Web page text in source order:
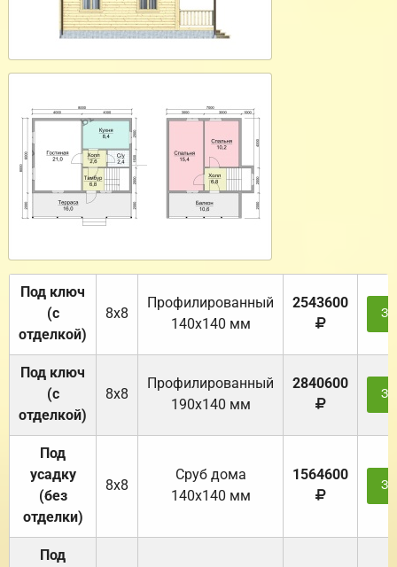
Под ключ
(с
отделкой)
8х8
Профилированный
140х140 мм
2543600
Под ключ
(с
отделкой)
8х8
Профилированный
190х140 мм
2840600
Под
усадку
(без
отделки)
8х8
Cруб дома
140х140 мм
1564600
Под